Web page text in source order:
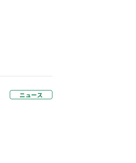
ニュース